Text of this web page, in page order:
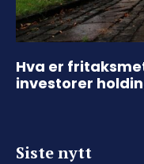
Hva er
investorer
Siste nytt